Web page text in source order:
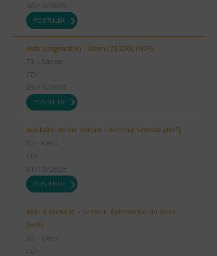
06/10/2025
POSTULER
Aide-soignant(e) - Aiton (73220) (H/F)
73 - Savoie
CDI
03/10/2025
POSTULER
Auxiliaire de vie sociale - secteur Seissan (H/F)
32 - Gers
CDI
01/10/2025
POSTULER
Aide à domicile - secteur Barcelonne du Gers
(H/F)
32 - Gers
CDI